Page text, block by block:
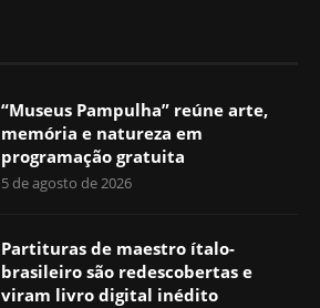
“Museus Pampulha” reúne arte,
memória e natureza em
programação gratuita
5 de agosto de 2026
Partituras de maestro ítalo-
brasileiro são redescobertas e
viram livro digital inédito